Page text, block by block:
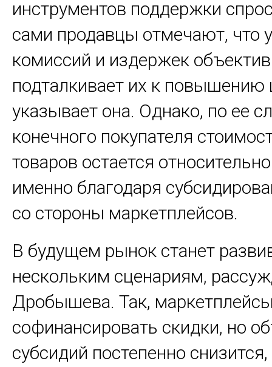
инструментов поддержки
сами продавцы отмечают, что
комиссий и издержек
подталкивает их к повышению
указывает она. Однако, по ее
конечного покупателя
товаров остается
именно благодаря
со стороны маркетплейсов.
В будущем рынок станет
нескольким сценариям,
Дробышева. Так,
софинансировать скидки, но
субсидий постепенно